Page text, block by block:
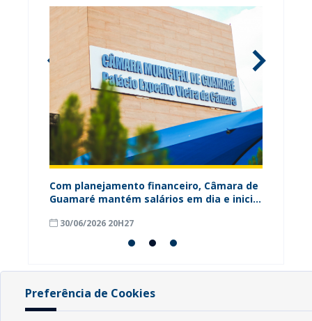
Com planejamento financeiro, Câmara de
Guamaré mantém salários em dia e inicia
30/06/2026 20H27
INFORMAÇÕES
Preferência de Cookies